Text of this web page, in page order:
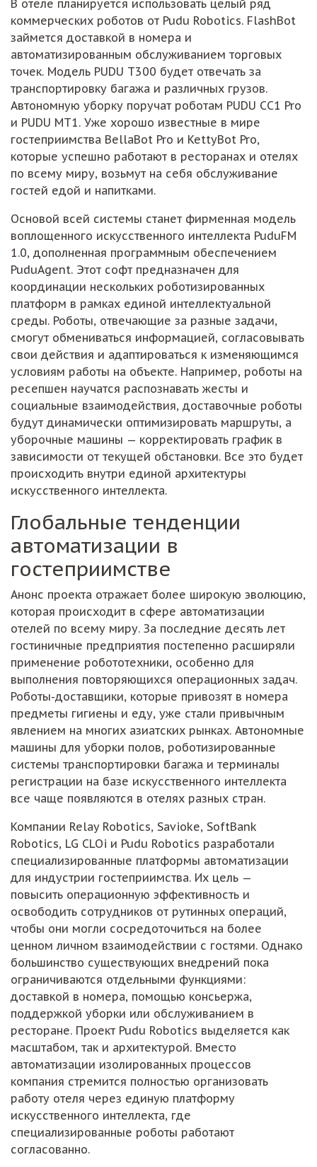
В отеле планируется использовать целый ряд
коммерческих роботов от Pudu Robotics. FlashBot
займется доставкой в номера и
автоматизированным обслуживанием торговых
точек. Модель PUDU T300 будет отвечать за
транспортировку багажа и различных грузов.
Автономную уборку поручат роботам PUDU CC1 Pro
и PUDU MT1. Уже хорошо известные в мире
гостеприимства BellaBot Pro и KettyBot Pro,
которые успешно работают в ресторанах и отелях
по всему миру, возьмут на себя обслуживание
гостей едой и напитками.
Основой всей системы станет фирменная модель
воплощенного искусственного интеллекта PuduFM
1.0, дополненная программным обеспечением
PuduAgent. Этот софт предназначен для
координации нескольких роботизированных
платформ в рамках единой интеллектуальной
среды. Роботы, отвечающие за разные задачи,
смогут обмениваться информацией, согласовывать
свои действия и адаптироваться к изменяющимся
условиям работы на объекте. Например, роботы на
ресепшен научатся распознавать жесты и
социальные взаимодействия, доставочные роботы
будут динамически оптимизировать маршруты, а
уборочные машины — корректировать график в
зависимости от текущей обстановки. Все это будет
происходить внутри единой архитектуры
искусственного интеллекта.
Глобальные тенденции
автоматизации в
гостеприимстве
Анонс проекта отражает более широкую эволюцию,
которая происходит в сфере автоматизации
отелей по всему миру. За последние десять лет
гостиничные предприятия постепенно расширяли
применение робототехники, особенно для
выполнения повторяющихся операционных задач.
Роботы-доставщики, которые привозят в номера
предметы гигиены и еду, уже стали привычным
явлением на многих азиатских рынках. Автономные
машины для уборки полов, роботизированные
системы транспортировки багажа и терминалы
регистрации на базе искусственного интеллекта
все чаще появляются в отелях разных стран.
Компании Relay Robotics, Savioke, SoftBank
Robotics, LG CLOi и Pudu Robotics разработали
специализированные платформы автоматизации
для индустрии гостеприимства. Их цель —
повысить операционную эффективность и
освободить сотрудников от рутинных операций,
чтобы они могли сосредоточиться на более
ценном личном взаимодействии с гостями. Однако
большинство существующих внедрений пока
ограничиваются отдельными функциями:
доставкой в номера, помощью консьержа,
поддержкой уборки или обслуживанием в
ресторане. Проект Pudu Robotics выделяется как
масштабом, так и архитектурой. Вместо
автоматизации изолированных процессов
компания стремится полностью организовать
работу отеля через единую платформу
искусственного интеллекта, где
специализированные роботы работают
согласованно.